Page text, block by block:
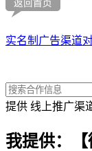
实名制广告渠道
提供 线上推广渠
我提供：